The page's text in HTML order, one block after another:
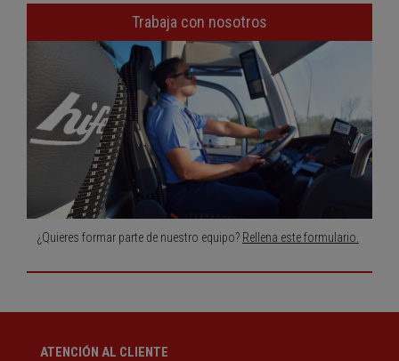
Trabaja con nosotros
¿Quieres formar parte de nuestro equipo? Rellena este formulario.
ATENCIÓN AL CLIENTE